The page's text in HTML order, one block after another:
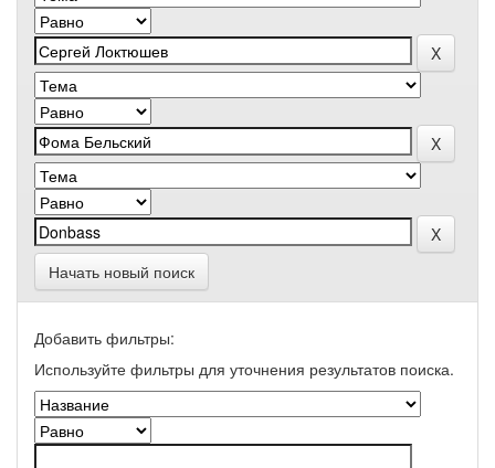
Начать новый поиск
Добавить фильтры:
Используйте фильтры для уточнения результатов поиска.